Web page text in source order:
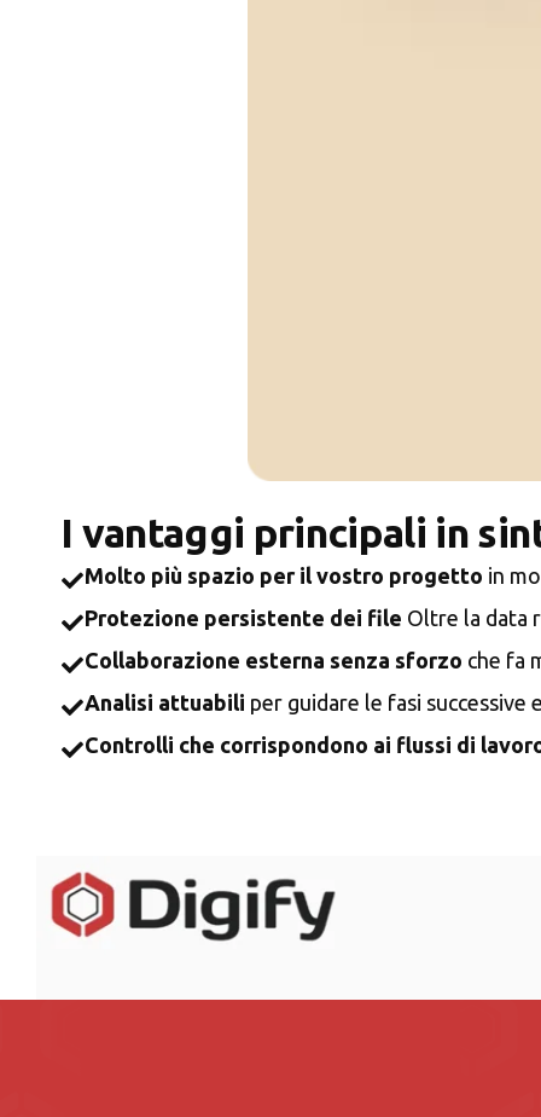
I vantaggi principali in
Molto più spazio per il vostro progetto in
Protezione persistente dei file Oltre la data
Collaborazione esterna senza sforzo che fa
Analisi attuabili per guidare le fasi successive
Controlli che corrispondono ai flussi di